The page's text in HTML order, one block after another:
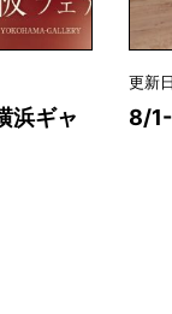
浜ギャ
更新
8/